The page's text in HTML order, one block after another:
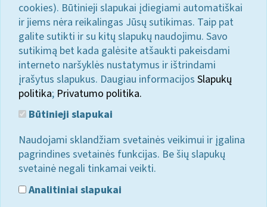
cookies). Būtinieji slapukai įdiegiami automatiškai
ir jiems nėra reikalingas Jūsų sutikimas. Taip pat
galite sutikti ir su kitų slapukų naudojimu. Savo
sutikimą bet kada galėsite atšaukti pakeisdami
interneto naršyklės nustatymus ir ištrindami
įrašytus slapukus. Daugiau informacijos Slapukų
politika; Privatumo politika.
Būtinieji slapukai
Naudojami sklandžiam svetainės veikimui ir įgalina
pagrindines svetainės funkcijas. Be šių slapukų
svetainė negali tinkamai veikti.
Analitiniai slapukai